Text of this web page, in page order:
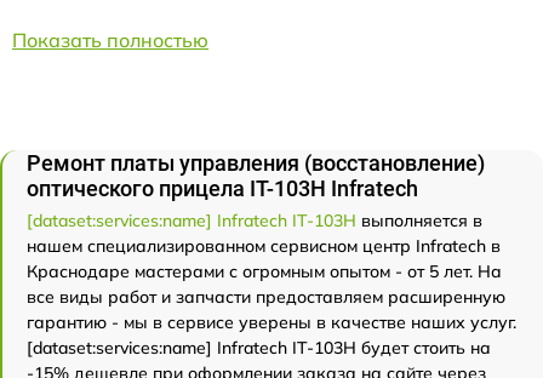
Показать полностью
Ремонт платы управления (восстановление)
оптического прицела IT-103Н Infratech
[dataset:services:name] Infratech IT-103Н выполняется в
нашем специализированном сервисном центр Infratech в
Краснодаре мастерами с огромным опытом - от 5 лет. На
все виды работ и запчасти предоставляем расширенную
гарантию - мы в сервисе уверены в качестве наших услуг.
[dataset:services:name] Infratech IT-103Н будет стоить на
-15% дешевле при оформлении заказа на сайте через